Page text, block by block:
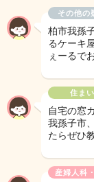
その他の
柏市我孫
るケーキ
ぇーるで
住まい
自宅の窓
我孫子市
たらぜひ
産婦人科